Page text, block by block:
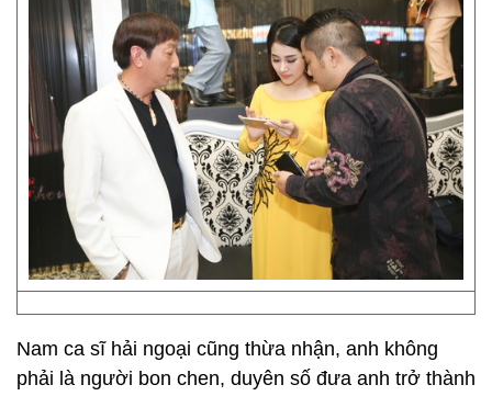
Nam ca sĩ hải ngoại cũng thừa nhận, anh không
phải là người bon chen, duyên số đưa anh trở thành